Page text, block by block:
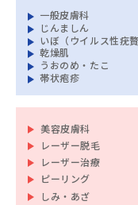
一般皮膚科
じんましん
いぼ（ウイルス性疣贅
乾燥肌
うおのめ・たこ
帯状疱疹
美容皮膚科
レーザー脱毛
レーザー治療
ピーリング
しみ・あざ